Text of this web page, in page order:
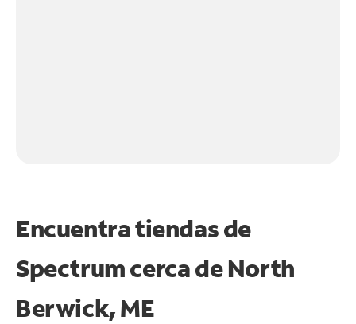
Encuentra tiendas de
Spectrum cerca deNorth
Berwick, ME